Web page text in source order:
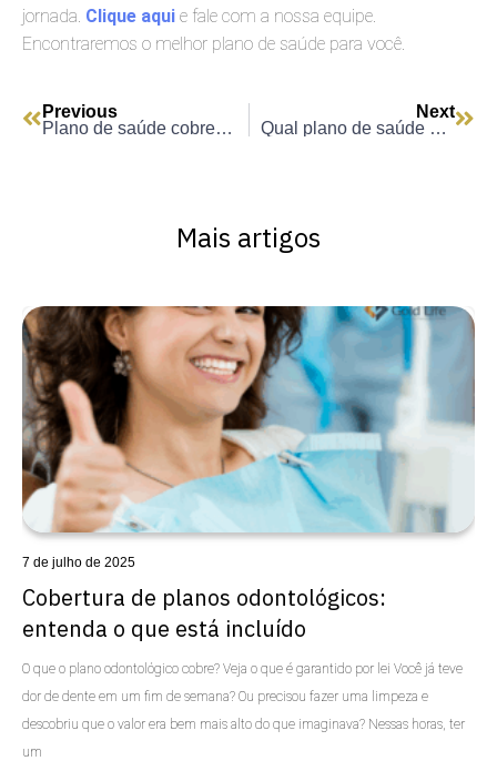
jornada. Clique aqui e fale com a nossa equipe.
Encontraremos o melhor plano de saúde para você.
Previous
Plano de saúde cobre cirurgia plástica?
Next
Qual plano de saúde não tem carência?
Mais artigos
Cobertura de planos odontológicos:
entenda o que está incluído
O que o plano odontológico cobre? Veja o que é garantido por lei Você já teve
dor de dente em um fim de semana? Ou precisou fazer uma limpeza e
descobriu que o valor era bem mais alto do que imaginava? Nessas horas, ter
um
7 de julho de 2025